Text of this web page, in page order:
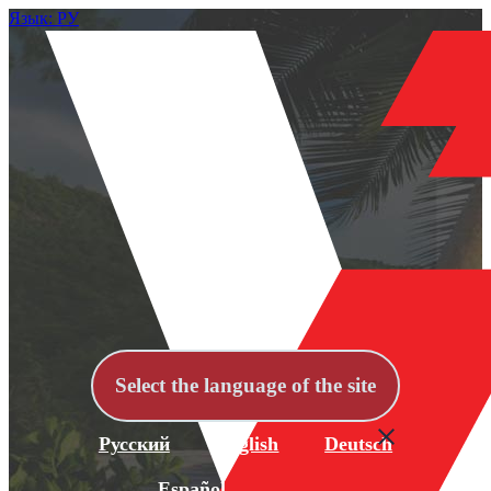
Язык: РУ
Select the language of the site
Русский English Deutsch